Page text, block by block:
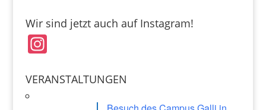
c
e
b
o
ai
l
at
p
Wir sind jetzt auch auf Instagram!
In
a
VERANSTALTUNGEN